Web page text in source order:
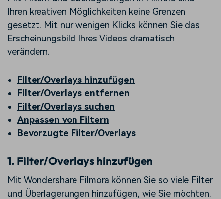
Ihren kreativen Möglichkeiten keine Grenzen
gesetzt. Mit nur wenigen Klicks können Sie das
Erscheinungsbild Ihres Videos dramatisch
verändern.
Filter/Overlays hinzufügen
Filter/Overlays entfernen
Filter/Overlays suchen
Anpassen von Filtern
Bevorzugte Filter/Overlays
1. Filter/Overlays hinzufügen
Mit Wondershare Filmora können Sie so viele Filter
und Überlagerungen hinzufügen, wie Sie möchten.